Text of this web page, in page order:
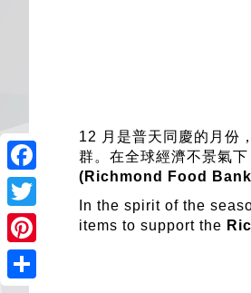
Facebook
Twitter
Pinterest
12 月是普天同慶的月份
群。在全球經濟不景氣
(Richmond Food
In the spirit of the
items to support the